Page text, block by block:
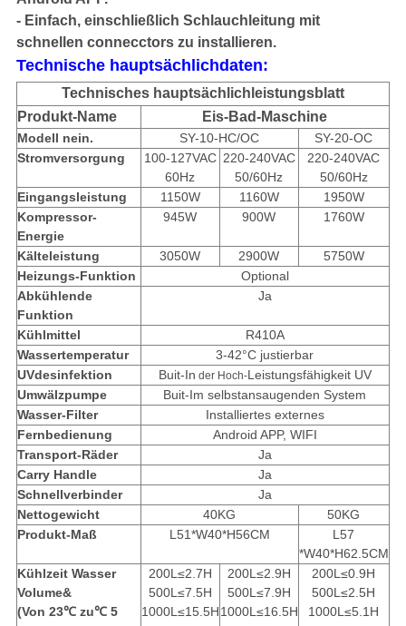
- Einfach, einschließlich Schlauchleitung mit
schnellen connecctors zu installieren.
Technische hauptsächlichdaten:
Technisches hauptsächlichleistungsblatt
Produkt-Name
Eis-Bad-Maschine
Modell nein. SY-10-HC/OC
SY-20-OC
Stromversorgung
100-127VAC
60Hz
220-240VAC
50/60Hz
220-240VAC
50/60Hz
Eingangsleistung
1150W 1160W
1950W
Kompressor-
Energie
945W 900W 1760W
Kälteleistung 3050W 2900W
5750W
Heizungs-Funktion
Optional
Abkühlende
Funktion
Ja
Kühlmittel
R410A
Wassertemperatur
3-42°C justierbar
UVdesinfektion
Buit-In der Hoch-Leistungsfähigkeit UV
Umwälzpumpe
Buit-Im selbstansaugenden System
Wasser-Filter
Installiertes externes
Fernbedienung
Android APP, WIFI
Transport-Räder
Ja
Carry Handle
Ja
Schnellverbinder
Ja
Nettogewicht
40KG
50KG
Produkt-Maß
L51*W40*H56CM
L57
*W40*H62.5CM
Kühlzeit Wasser
Volume&
(Von 23℃ zu℃5
200L≤2.7H
500L≤7.5H
1000L≤15.5H
200L≤2.9H
500L≤7.9H
1000L≤16.5H
200L≤0.9H
500L≤2.5H
1000L≤5.1H